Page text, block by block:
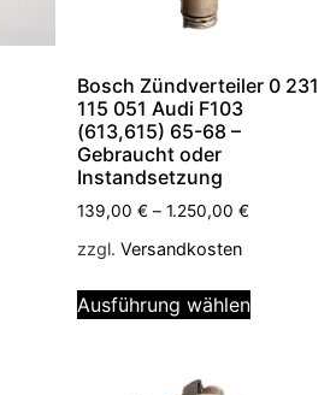
Bosch Zündverteiler 0 231
115 051 Audi F103
(613,615) 65-68 –
Gebraucht oder
Instandsetzung
139,00 € – 1.250,00 €
zzgl. Versandkosten
Ausführung wählen